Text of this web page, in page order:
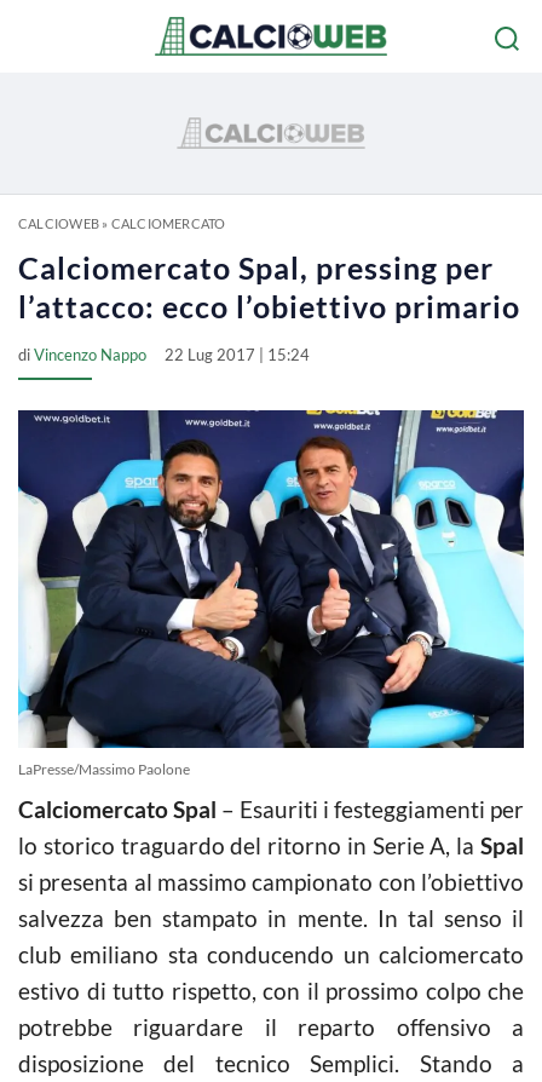
CALCIOWEB» CALCIOMERCATO
Calciomercato Spal, pressing per
l’attacco: ecco l’obiettivo primario
diVincenzo Nappo 22 Lug 2017 | 15:24
LaPresse/Massimo Paolone
Calciomercato Spal – Esauriti i festeggiamenti per
lo storico traguardo del ritorno in Serie A, la Spal
si presenta al massimo campionato con l’obiettivo
salvezza ben stampato in mente. In tal senso il
club emiliano sta conducendo un calciomercato
estivo di tutto rispetto, con il prossimo colpo che
potrebbe riguardare il reparto offensivo a
disposizione del tecnico Semplici. Stando a